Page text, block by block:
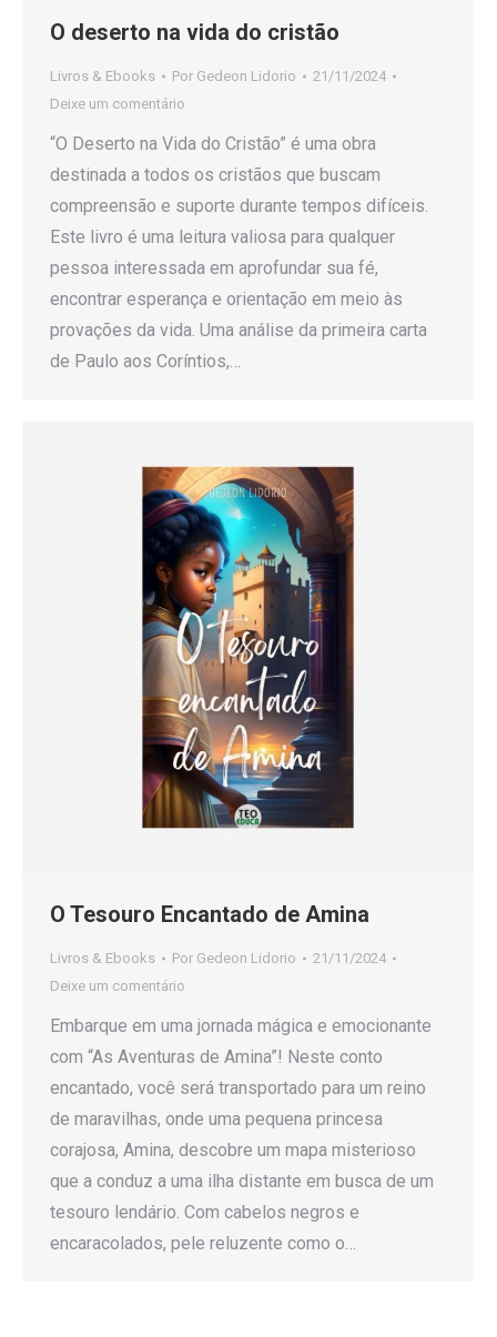
O deserto na vida do cristão
Livros & Ebooks Por Gedeon Lidorio
21/11/2024
Deixe um comentário
“O Deserto na Vida do Cristão” é uma obra
destinada a todos os cristãos que buscam
compreensão e suporte durante tempos difíceis.
Este livro é uma leitura valiosa para qualquer
pessoa interessada em aprofundar sua fé,
encontrar esperança e orientação em meio às
provações da vida. Uma análise da primeira carta
de Paulo aos Coríntios,…
O Tesouro Encantado de Amina
Livros & Ebooks Por Gedeon Lidorio
21/11/2024
Deixe um comentário
Embarque em uma jornada mágica e emocionante
com “As Aventuras de Amina”! Neste conto
encantado, você será transportado para um reino
de maravilhas, onde uma pequena princesa
corajosa, Amina, descobre um mapa misterioso
que a conduz a uma ilha distante em busca de um
tesouro lendário. Com cabelos negros e
encaracolados, pele reluzente como o…